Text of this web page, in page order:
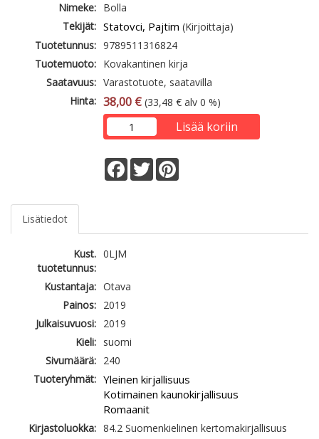
Nimeke: Bolla
Tekijät: Statovci, Pajtim (Kirjoittaja)
Tuotetunnus: 9789511316824
Tuotemuoto: Kovakantinen kirja
Saatavuus: Varastotuote, saatavilla
Hinta: 38,00 € (33,48 € alv 0 %)
Lisää koriin
Facebook
Twitter
Lisätiedot
Kust.
tuotetunnus:
0LJM
Kustantaja: Otava
Painos: 2019
Julkaisuvuosi: 2019
Kieli: suomi
Sivumäärä: 240
Tuoteryhmät: Yleinen kirjallisuus
Kotimainen kaunokirjallisuus
Romaanit
Kirjastoluokka: 84.2 Suomenkielinen kertomakirjallisuus